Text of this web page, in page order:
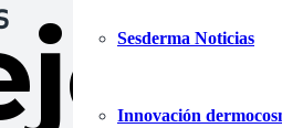
Sesderma Noticias
Innovación